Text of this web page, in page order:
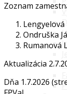
Zoznam
Ondruška
Rumanová
Aktualizácia
Dňa 1.7.2026